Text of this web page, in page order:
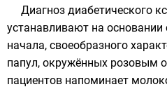
Диагноз диабетического
устанавливают на основании
начала, своеобразного
папул, окружённых розовым
пациентов напоминает